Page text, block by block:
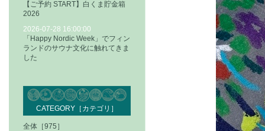
【ご予約 START】白くま貯金箱
2026
2026-07-28 16:00:00
「Happy Nordic Week」でフィン
ランドのサウナ文化に触れてきま
した
CATEGORY［カテゴリ］
全体［975］